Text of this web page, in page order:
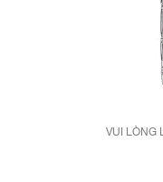
VUI LÒNG